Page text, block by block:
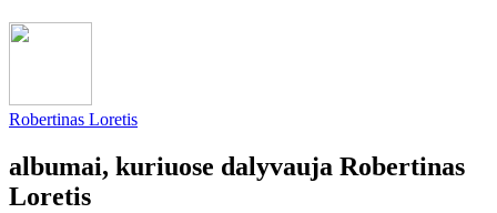
Robertinas Loretis
albumai, kuriuose dalyvauja Robertinas
Loretis